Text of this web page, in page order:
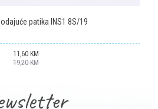
patika INS1 8S/19
11,60 KM
19,20KM